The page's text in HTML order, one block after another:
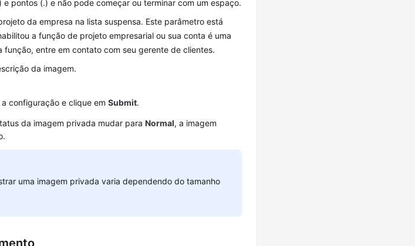
e pontos (.) e não pode começar ou terminar com um espaço.
da empresa na lista suspensa. Este parâmetro está
a função de projeto empresarial ou sua conta é uma
entre em contato com seu gerente de clientes.
da imagem.
configuração e clique emSubmit.
da imagem privada mudar paraNormal, a imagem
uma imagem privada varia dependendo do tamanho